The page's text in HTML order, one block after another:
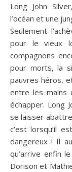
Long John
l’océan et une
Seulement
pour le vieux
compagnons
pour morts, la
pauvres héros,
entre les mains
échapper. Long
se laisser
c’est lorsqu’il
dangereux ! Il
qu’arrive enfin
Dorison et